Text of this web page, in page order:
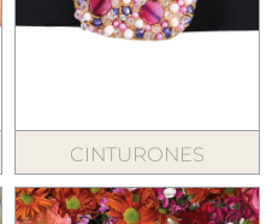
CINTURONES